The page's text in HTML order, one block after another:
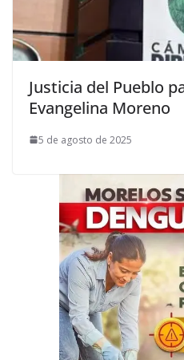
Justicia del Pueblo
Evangelina Moreno
5 de agosto de 2025